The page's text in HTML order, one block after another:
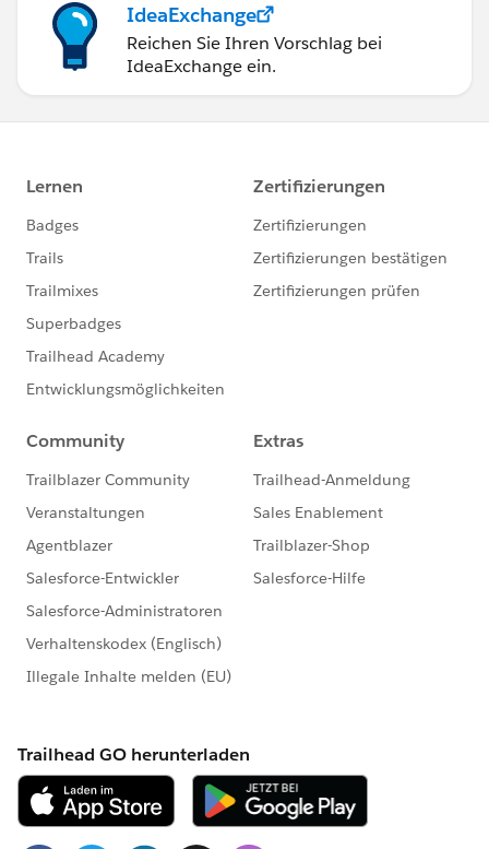
IdeaExchange
Reichen Sie Ihren Vorschlag bei
IdeaExchange ein.